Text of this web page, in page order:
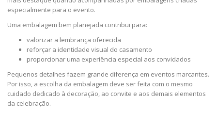
especialmente para o evento.
Uma embalagem bem planejada contribui para:
valorizar a lembrança oferecida
reforçar a identidade visual do casamento
proporcionar uma experiência especial aos convidados
Pequenos detalhes fazem grande diferença em eventos marcantes.
Por isso, a escolha da embalagem deve ser feita com o mesmo
cuidado dedicado à decoração, ao convite e aos demais elementos
da celebração.